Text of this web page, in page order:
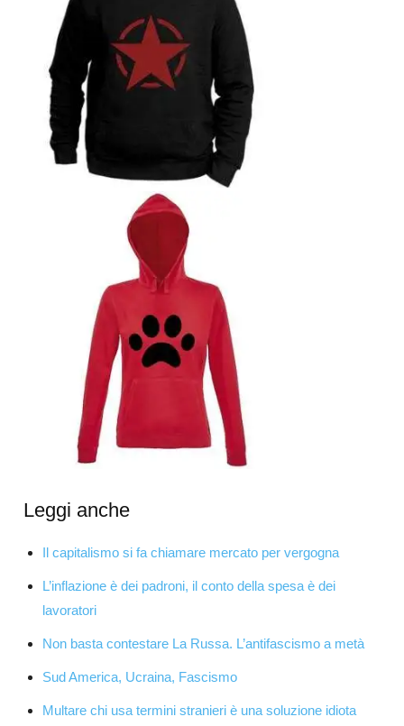
Leggi anche
Il capitalismo si fa chiamare mercato per vergogna
L’inflazione è dei padroni, il conto della spesa è dei
lavoratori
Non basta contestare La Russa. L’antifascismo a metà
Sud America, Ucraina, Fascismo
Multare chi usa termini stranieri è una soluzione idiota